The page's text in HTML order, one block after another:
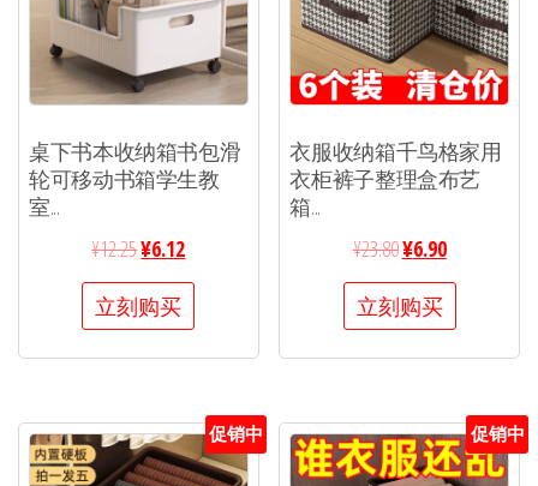
桌下书本收纳箱书包滑
轮可移动书箱学生教
室...
¥12.25¥6.12
立刻购买
衣服收纳箱千鸟格家用
衣柜裤子整理盒布艺
箱...
¥23.80¥6.90
立刻购买
促销中 促销中